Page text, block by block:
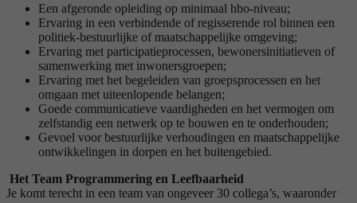
Een afgeronde opleiding op minimaal hbo-niveau;
Ervaring in een verbindende of regisserende rol binnen een
politiek-bestuurlijke of maatschappelijke omgeving;
Ervaring met participatieprocessen, bewonersinitiatieven of
samenwerking met inwonersgroepen;
Ervaring met het begeleiden van groepsprocessen en het
omgaan met uiteenlopende belangen;
Goede communicatieve vaardigheden en het vermogen om
zelfstandig een netwerk op te bouwen en te onderhouden;
Gevoel voor bestuurlijke verhoudingen en maatschappelijke
ontwikkelingen in dorpen en het buitengebied.
Het Team Programmering en Leefbaarheid
Je komt terecht in een team van ongeveer 30 collega’s, waaronder